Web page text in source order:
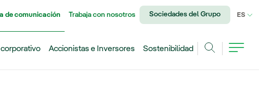
de comunicación Trabaja con nosotros Sociedades del Grupo ES
Accionistas e Inversores
Sostenibilidad